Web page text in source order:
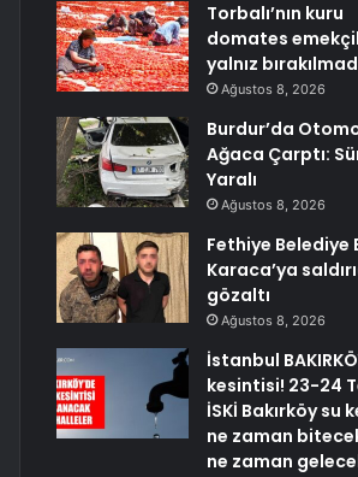
Torbalı’nın kuru
domates
yalnız
Ağustos 8, 2026
Burdur’da
Ağaca Çarptı:
Yaralı
Ağustos 8, 2026
Fethiye Belediye
Karaca’ya
gözaltı
Ağustos 8, 2026
İstanbul
kesintisi! 23-24
İSKİ Bakırköy su
ne zaman
ne zaman